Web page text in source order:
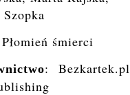
Szopka
śmierci
: Bezkartek.pl